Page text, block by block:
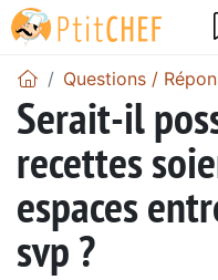
Questions /
Serait-il
recettes
espaces
svp ?